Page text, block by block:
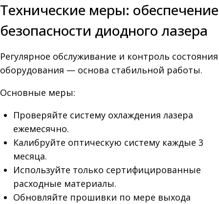
Технические меры: обеспечение
безопасности диодного лазера
Регулярное обслуживание и контроль состояния
оборудования — основа стабильной работы.
Основные меры:
Проверяйте систему охлаждения лазера
ежемесячно.
Калибруйте оптическую систему каждые 3
месяца.
Используйте только сертифицированные
расходные материалы.
Обновляйте прошивки по мере выхода